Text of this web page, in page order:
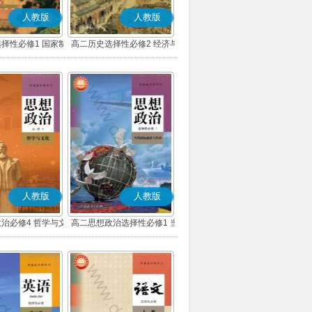
人教版
性必修1 国家制
治理(部编版)
人教版
高二历史选择性必修2 经济与
社会生活(部编版)
人教版
必修4 哲学与文
(部编版)
人教版
高二思想政治选择性必修1 当
代国际政治与经济(部编版)